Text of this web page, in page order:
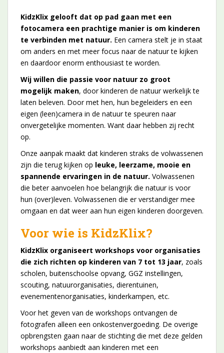
KidzKlix gelooft dat op pad gaan met een
fotocamera een prachtige manier is om kinderen
te verbinden met natuur. Een camera stelt je in staat
om anders en met meer focus naar de natuur te kijken
en daardoor enorm enthousiast te worden.
Wij willen die passie voor natuur zo groot
mogelijk maken, door kinderen de natuur werkelijk te
laten beleven. Door met hen, hun begeleiders en een
eigen (leen)camera in de natuur te speuren naar
onvergetelijke momenten. Want daar hebben zij recht
op.
Onze aanpak maakt dat kinderen straks de volwassenen
zijn die terug kijken op leuke, leerzame, mooie en
spannende ervaringen in de natuur. Volwassenen
die beter aanvoelen hoe belangrijk die natuur is voor
hun (over)leven. Volwassenen die er verstandiger mee
omgaan en dat weer aan hun eigen kinderen doorgeven.
Voor wie is KidzKlix?
KidzKlix organiseert workshops voor organisaties
die zich richten op kinderen van 7 tot 13 jaar, zoals
scholen, buitenschoolse opvang, GGZ instellingen,
scouting, natuurorganisaties, dierentuinen,
evenementenorganisaties, kinderkampen, etc.
Voor het geven van de workshops ontvangen de
fotografen alleen een onkostenvergoeding. De overige
opbrengsten gaan naar de stichting die met deze gelden
workshops aanbiedt aan kinderen met een